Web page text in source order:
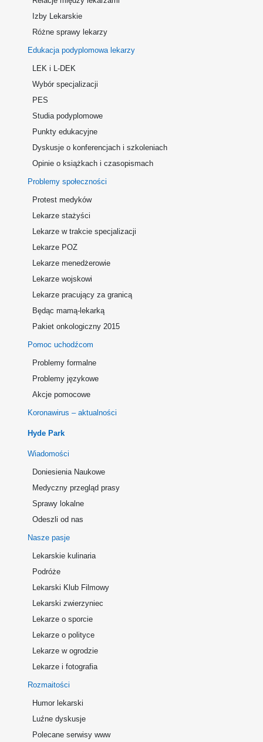
Izby Lekarskie
Różne sprawy lekarzy
Edukacja podyplomowa lekarzy
LEK i L-DEK
Wybór specjalizacji
PES
Studia podyplomowe
Punkty edukacyjne
Dyskusje o konferencjach i szkoleniach
Opinie o książkach i czasopismach
Problemy społeczności
Protest medyków
Lekarze stażyści
Lekarze w trakcie specjalizacji
Lekarze POZ
Lekarze menedżerowie
Lekarze wojskowi
Lekarze pracujący za granicą
Będąc mamą-lekarką
Pakiet onkologiczny 2015
Pomoc uchodźcom
Problemy formalne
Problemy językowe
Akcje pomocowe
Koronawirus – aktualności
Hyde Park
Wiadomości
Doniesienia Naukowe
Medyczny przegląd prasy
Sprawy lokalne
Odeszli od nas
Nasze pasje
Lekarskie kulinaria
Podróże
Lekarski Klub Filmowy
Lekarski zwierzyniec
Lekarze o sporcie
Lekarze o polityce
Lekarze w ogrodzie
Lekarze i fotografia
Rozmaitości
Humor lekarski
Luźne dyskusje
Polecane serwisy www